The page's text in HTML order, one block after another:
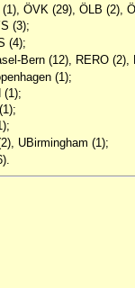
ÖVK (29), ÖLB (2),
(3);
(4);
Bern (12), RERO (2),
(1);
(1);
UBirmingham (1);